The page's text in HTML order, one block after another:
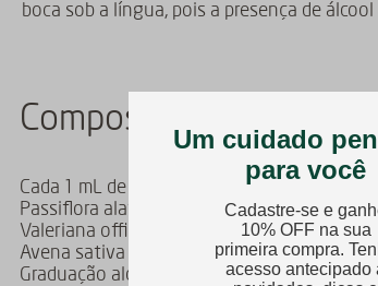
boca sob a língua, pois a presença de
Composição
Cada 1 mL de solução gotas contém:
Passiflora alata D1 .................... 526,0 mg
Valeriana officinalis D1 .................... 79,0 mg
Avena sativa D1 .................... 395,0 mg
Graduação alcoólica: 45%